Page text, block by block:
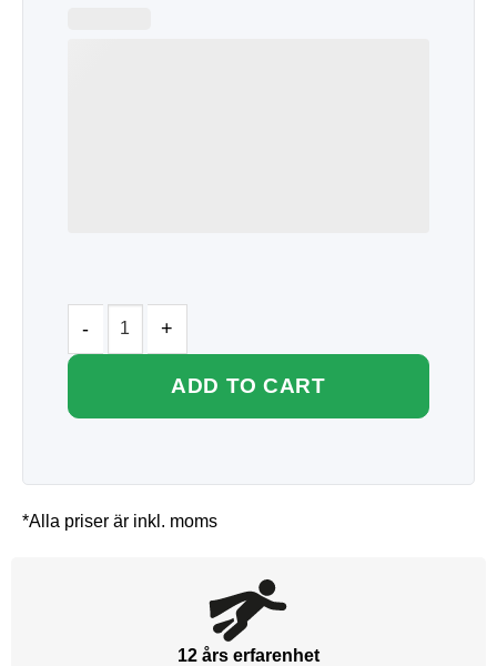
ADD TO CART
*Alla priser är inkl. moms
12 års erfarenhet